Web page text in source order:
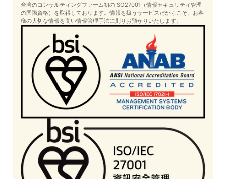
台湾のコンサルティングファーム初のISO27001（情報セキュリティ管理
の国際資格）を取得しております。情報を扱うサービスだからこそ、お客
様の大切な情報を高い情報管理手法に則りお預かりいたします。